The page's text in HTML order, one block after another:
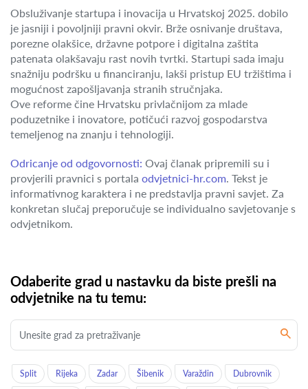
Obsluživanje startupa i inovacija u Hrvatskoj 2025. dobilo
je jasniji i povoljniji pravni okvir. Brže osnivanje društava,
porezne olakšice, državne potpore i digitalna zaštita
patenata olakšavaju rast novih tvrtki. Startupi sada imaju
snažniju podršku u financiranju, lakši pristup EU tržištima i
mogućnost zapošljavanja stranih stručnjaka.
Ove reforme čine Hrvatsku privlačnijom za mlade
poduzetnike i inovatore, potičući razvoj gospodarstva
temeljenog na znanju i tehnologiji.
Odricanje od odgovornosti: Ovaj članak pripremili su i
provjerili pravnici s portala odvjetnici-hr.com . Tekst je
informativnog karaktera i ne predstavlja pravni savjet. Za
konkretan slučaj preporučuje se individualno savjetovanje s
odvjetnikom.
Odaberite grad u nastavku da biste prešli na
odvjetnike na tu temu:
Split Rijeka Zadar Šibenik Varaždin Dubrovnik